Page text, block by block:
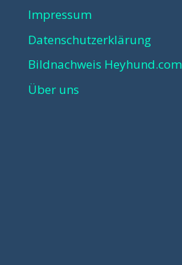
Impressum
Datenschutzerklärung
Bildnachweis Heyhund.com
Über uns